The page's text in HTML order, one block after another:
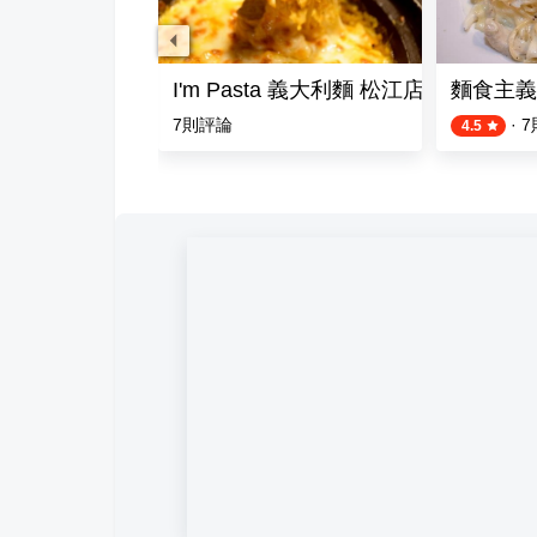
I'm Pasta 義大利麵 松江店
7則評論
麵食主義
4.5 · 7